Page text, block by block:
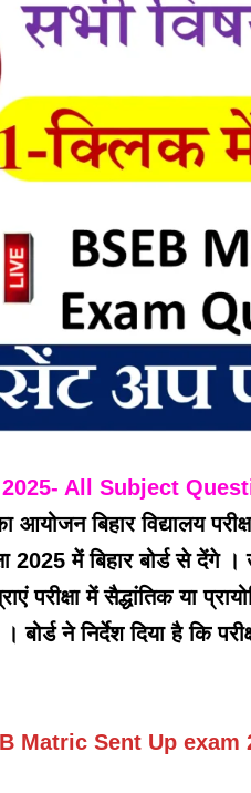
All Subject
आयोजन बिहार विद्यालय
2025 में बिहार बोर्ड से देंगे
परीक्षा में सैद्धांतिक या
। बोर्ड ने निर्देश दिया है कि
Matric Sent Up exam